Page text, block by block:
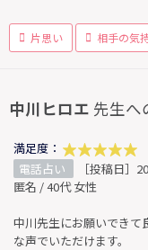
片思い 相手の気
中川ヒロエ 先生へ
満足度：
電話占い
［投稿日］
匿名 / 40代 女性
中川先生にお願いできて
な声でいただけます。